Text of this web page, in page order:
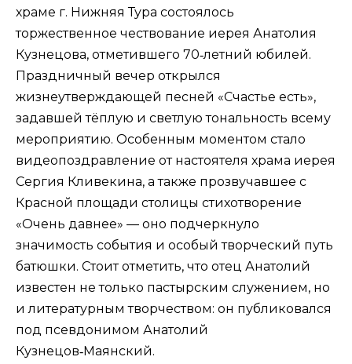
храме г. Нижняя Тура состоялось
торжественное чествование иерея Анатолия
Кузнецова, отметившего 70‑летний юбилей.
Праздничный вечер открылся
жизнеутверждающей песней «Счастье есть»,
задавшей тёплую и светлую тональность всему
мероприятию. Особенным моментом стало
видеопоздравление от настоятеля храма иерея
Сергия Кливекина, а также прозвучавшее с
Красной площади столицы стихотворение
«Очень давнее» — оно подчеркнуло
значимость события и особый творческий путь
батюшки. Стоит отметить, что отец Анатолий
известен не только пастырским служением, но
и литературным творчеством: он публиковался
под псевдонимом Анатолий
Кузнецов‑Маянский.